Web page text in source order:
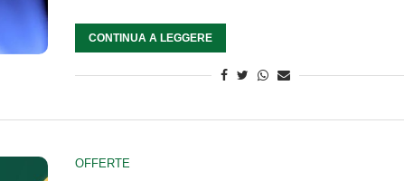
CONTINUA A LEGGERE
OFFERTE